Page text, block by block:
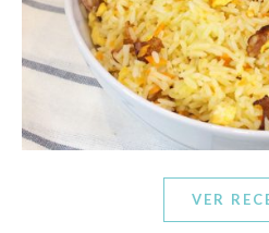
VER